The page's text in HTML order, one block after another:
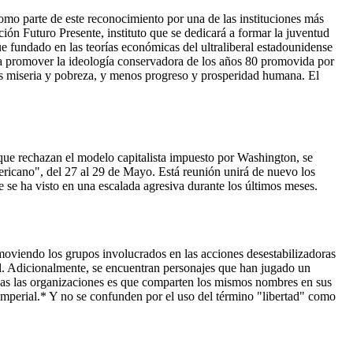
parte de este reconocimiento por una de las instituciones más
Futuro Presente, instituto que se dedicará a formar la juventud
fundado en las teorías económicas del ultraliberal estadounidense
la ideología conservadora de los años 80 promovida por
y pobreza, y menos progreso y prosperidad humana. El
rechazan el modelo capitalista impuesto por Washington, se
del 27 al 29 de Mayo. Está reunión unirá de nuevo los
ha visto en una escalada agresiva durante los últimos meses.
los grupos involucrados en las acciones desestabilizadoras
se encuentran personajes que han jugado un
las organizaciones es que comparten los mismos nombres en sus
Y no se confunden por el uso del término "libertad" como